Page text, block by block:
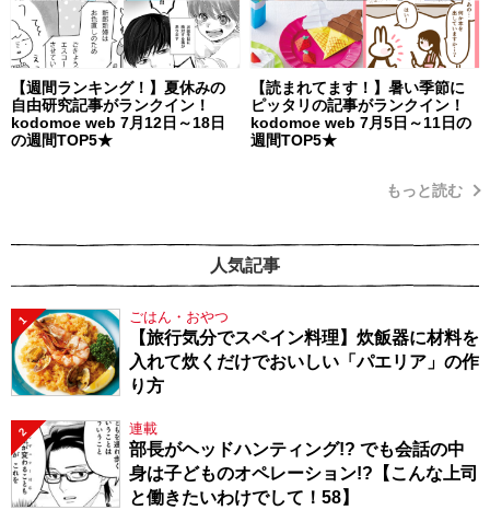
【週間ランキング！】夏休みの
自由研究記事がランクイン！
kodomoe web 7月12日～18日
の週間TOP5★
【読まれてます！】暑い季節に
ピッタリの記事がランクイン！
kodomoe web 7月5日～11日の
週間TOP5★
もっと読む
人気記事
1 ごはん・おやつ
【旅行気分でスペイン料理】炊飯器に材料を
入れて炊くだけでおいしい「パエリア」の作
り方
2 連載
部長がヘッドハンティング!? でも会話の中
身は子どものオペレーション!?【こんな上司
と働きたいわけでして！58】